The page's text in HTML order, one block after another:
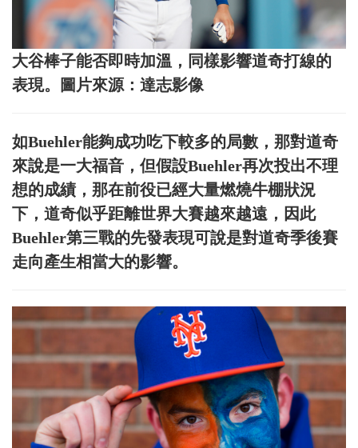
大谷棒子能否即時加溫，同樣影響道奇打線的
表現。圖片來源：達志影像
如Buehler能夠成功吃下較多的局數，那對道奇
來說是一大福音，但假設Buehler再次投出不理
想的成績，那在前役已經大量燃燒牛棚狀況
下，道奇似乎距離世界大賽越來越遠，因此
Buehler第三戰的先發表現可說是對道奇季後賽
走向產生相當大的影響。